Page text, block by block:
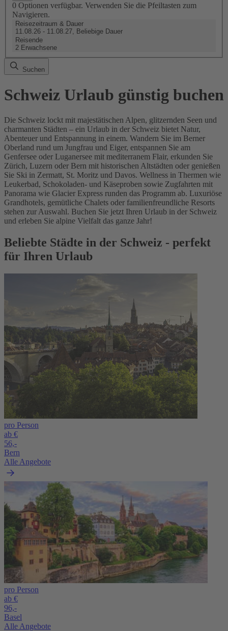
0 Optionen verfügbar. Verwenden Sie die Pfeiltasten zum
Navigieren.
Reisezeitraum & Dauer
11.08.26 - 11.08.27, Beliebige Dauer
Reisende
2 Erwachsene
Suchen
Schweiz Urlaub günstig buchen
Die Schweiz lockt mit majestätischen Alpen, glitzernden Seen und
charmanten Städten – ein Urlaub in der Schweiz bietet Natur,
Abenteuer und Entspannung in einem. Wandern Sie im Berner
Oberland rund um Jungfrau und Eiger, entspannen Sie am
Genfersee oder Luganersee mit mediterranem Flair, erkunden Sie
Zürich, Luzern oder Bern mit historischen Altstädten oder genießen
Sie Ski in Zermatt, St. Moritz und Davos. Wellness in Thermen wie
Leukerbad, Schokoladen- und Käseproben sowie Zugfahrten mit
Panorama wie Glacier Express runden das Programm ab. Luxuriöse
Grandhotels, gemütliche Chalets oder familienfreundliche Resorts
stehen zur Auswahl. Buchen Sie jetzt Ihren Urlaub in der Schweiz
und erleben Sie alpine Vielfalt das ganze Jahr!
Beliebte Städte in der Schweiz - perfekt
für Ihren Urlaub
pro Person
ab €
56,-
Bern
Alle Angebote
pro Person
ab €
96,-
Basel
Alle Angebote